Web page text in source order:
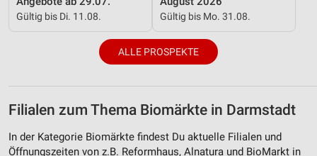
Gültig bis Di. 11.08. Gültig bis Mo. 31.08.
ALLE PROSPEKTE
Filialen zum Thema Biomärkte in Darmstadt
In der Kategorie Biomärkte findest Du aktuelle Filialen und
Öffnungszeiten von z.B. Reformhaus, Alnatura und BioMarkt in